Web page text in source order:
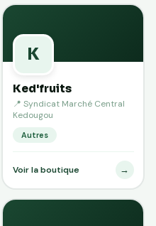
K
Ked'fruits
📍 Syndicat Marché Central
Kedougou
Autres
Voir la boutique →